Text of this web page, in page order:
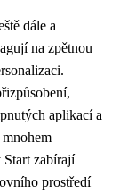
dále a
na zpětnou
aplikací a
zabírají
prostředí